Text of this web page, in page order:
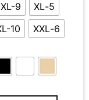
5-XL
9
6-XXL
10